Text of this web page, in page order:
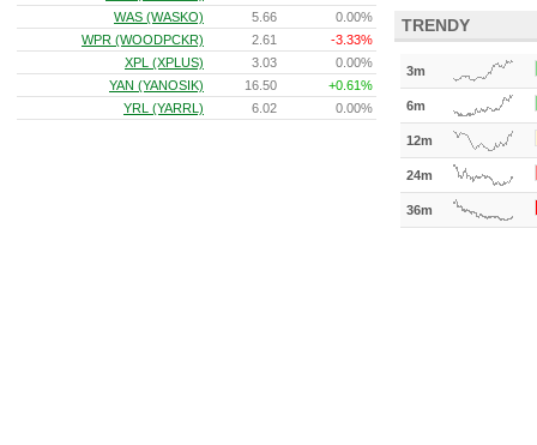
TRENDY
3m
6m
12m
24m
36m
WAS (WASKO)
5.66
0.00%
WPR (WOODPCKR)
2.61
-3.33%
XPL (XPLUS)
3.03
0.00%
YAN (YANOSIK)
16.50
+0.61%
YRL (YARRL)
6.02 0.00%